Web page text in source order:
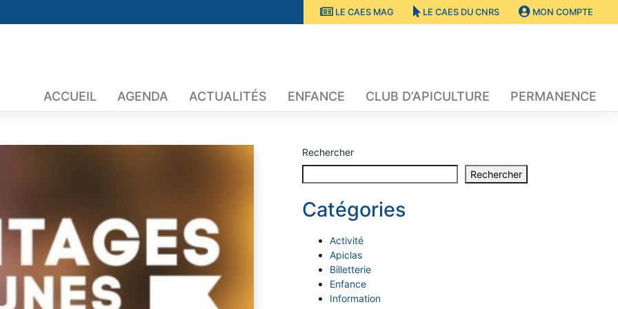
LE CAES MAG LE CAES DU CNRS MON COMPTE
ACCUEIL AGENDA ACTUALITÉS ENFANCE CLUB D’APICULTURE PERMANENCE
Rechercher
Rechercher
Catégories
Activité
Apiclas
Billetterie
Enfance
Information